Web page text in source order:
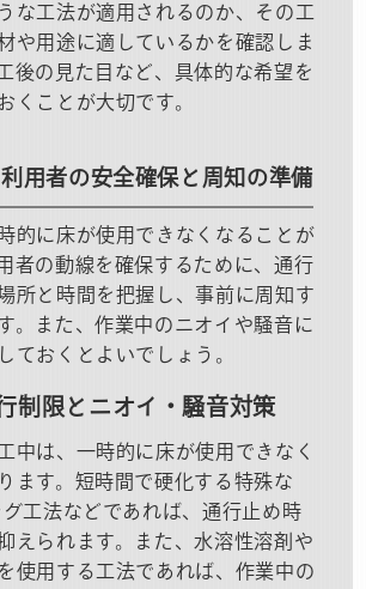
な工法が適用されるのか、その工
や用途に適しているかを確認しま
後の見た目など、具体的な希望を
くことが大切です。
用者の安全確保と周知の準備
的に床が使用できなくなることが
者の動線を確保するために、通行
所と時間を把握し、事前に周知す
。また、作業中のニオイや騒音に
ておくとよいでしょう。
制限とニオイ・騒音対策
中は、一時的に床が使用できなく
ます。短時間で硬化する特殊な
工法などであれば、通行止め時
えられます。また、水溶性溶剤や
使用する工法であれば、作業中の